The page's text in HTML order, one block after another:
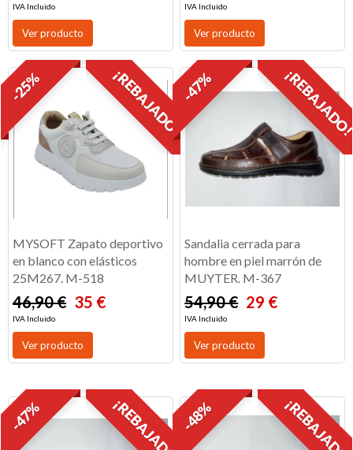
IVA Incluido
Ver producto
IVA Incluido
Ver producto
¡REBAJADO!
-25%
MYSOFT Zapato deportivo
en blanco con elásticos
25M267. M-518
46,90 € 35 €
IVA Incluido
Ver producto
-47%
Sandalia cerrada para
hombre en piel marrón de
MUYTER. M-367
54,90 € 29 €
IVA Incluido
Ver producto
¡REBAJADO!
-47% -48%